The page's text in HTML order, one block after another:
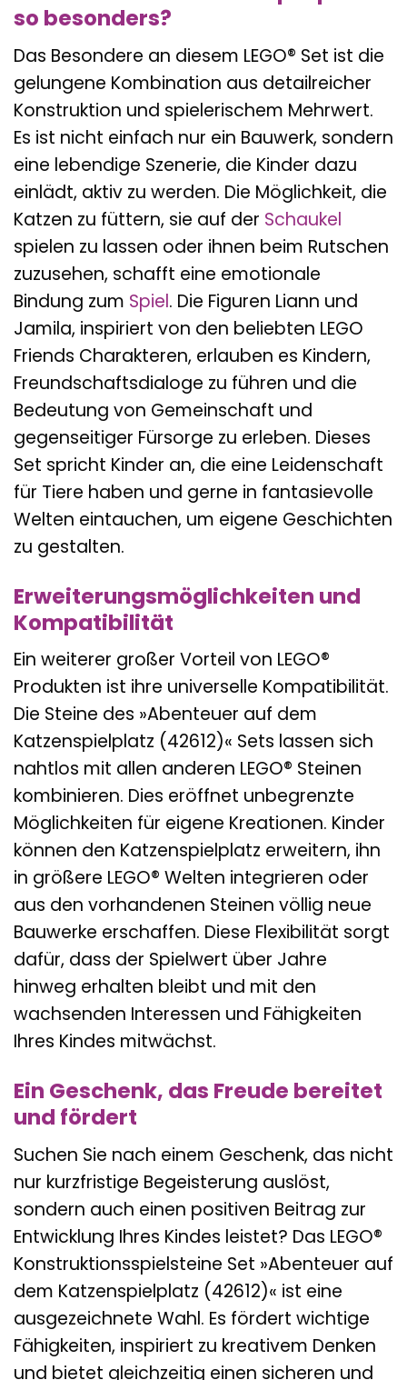
so besonders?
Das Besondere an diesem LEGO® Set ist die
gelungene Kombination aus detailreicher
Konstruktion und spielerischem Mehrwert.
Es ist nicht einfach nur ein Bauwerk, sondern
eine lebendige Szenerie, die Kinder dazu
einlädt, aktiv zu werden. Die Möglichkeit, die
Katzen zu füttern, sie auf der Schaukel
spielen zu lassen oder ihnen beim Rutschen
zuzusehen, schafft eine emotionale
Bindung zum Spiel. Die Figuren Liann und
Jamila, inspiriert von den beliebten LEGO
Friends Charakteren, erlauben es Kindern,
Freundschaftsdialoge zu führen und die
Bedeutung von Gemeinschaft und
gegenseitiger Fürsorge zu erleben. Dieses
Set spricht Kinder an, die eine Leidenschaft
für Tiere haben und gerne in fantasievolle
Welten eintauchen, um eigene Geschichten
zu gestalten.
Erweiterungsmöglichkeiten und
Kompatibilität
Ein weiterer großer Vorteil von LEGO®
Produkten ist ihre universelle Kompatibilität.
Die Steine des »Abenteuer auf dem
Katzenspielplatz (42612)« Sets lassen sich
nahtlos mit allen anderen LEGO® Steinen
kombinieren. Dies eröffnet unbegrenzte
Möglichkeiten für eigene Kreationen. Kinder
können den Katzenspielplatz erweitern, ihn
in größere LEGO® Welten integrieren oder
aus den vorhandenen Steinen völlig neue
Bauwerke erschaffen. Diese Flexibilität sorgt
dafür, dass der Spielwert über Jahre
hinweg erhalten bleibt und mit den
wachsenden Interessen und Fähigkeiten
Ihres Kindes mitwächst.
Ein Geschenk, das Freude bereitet
und fördert
Suchen Sie nach einem Geschenk, das nicht
nur kurzfristige Begeisterung auslöst,
sondern auch einen positiven Beitrag zur
Entwicklung Ihres Kindes leistet? Das LEGO®
Konstruktionsspielsteine Set »Abenteuer auf
dem Katzenspielplatz (42612)« ist eine
ausgezeichnete Wahl. Es fördert wichtige
Fähigkeiten, inspiriert zu kreativem Denken
und bietet gleichzeitig einen sicheren und